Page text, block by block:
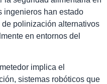
ingenieros han estado
polinización alternativos
en entornos del
implica el
sistemas robóticos que